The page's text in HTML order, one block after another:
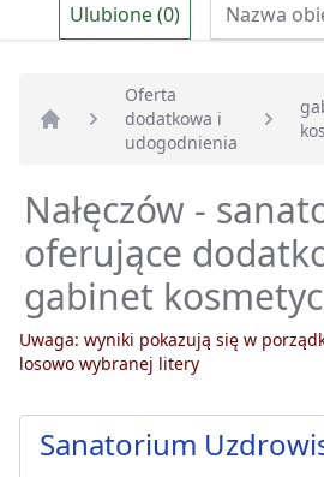
Ulubione (0)
Strona główna
Oferta
dodatkowa i
udogodnienia
Nałęczów -
oferujące
gabinet
Uwaga: wyniki pokazują się w
losowo wybranej litery
Sanatorium